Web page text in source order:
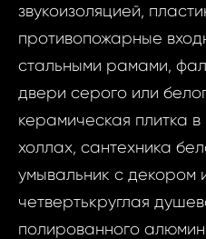
звукоизоляцией,
противопожарные
стальными рамами,
двери серого или
керамическая плитка в
холлах, сантехника
умывальник с декором
четвертькруглая
полированного